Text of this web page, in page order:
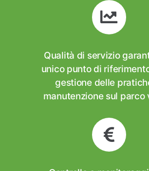
Qualità di servizio
unico punto di
gestione delle
manutenzione sul parco